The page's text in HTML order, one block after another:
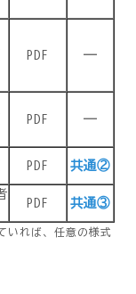
PDF ―
PDF ―
PDF 共通②
PDF 共通③
れば、任意の様式